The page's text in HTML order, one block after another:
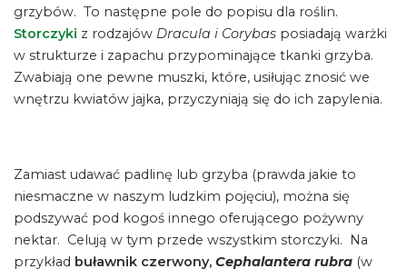
grzybów. To następne pole do popisu dla roślin.
Storczyki z rodzajów Dracula i Corybas posiadają warżki
w strukturze i zapachu przypominające tkanki grzyba.
Zwabiają one pewne muszki, które, usiłując znosić we
wnętrzu kwiatów jajka, przyczyniają się do ich zapylenia.
Zamiast udawać padlinę lub grzyba (prawda jakie to
niesmaczne w naszym ludzkim pojęciu), można się
podszywać pod kogoś innego oferującego pożywny
nektar. Celują w tym przede wszystkim storczyki. Na
przykład buławnik czerwony, Cephalantera rubra (w